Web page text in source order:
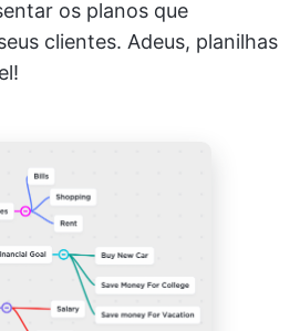
os planos que
clientes. Adeus, planilhas